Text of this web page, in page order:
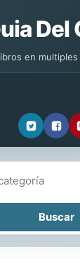
Del
en multiples